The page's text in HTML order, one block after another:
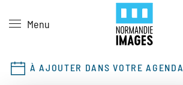
Skip to main content
Menu
À AJOUTER DANS VOTRE AGENDA
Panneau de gestion des cookies